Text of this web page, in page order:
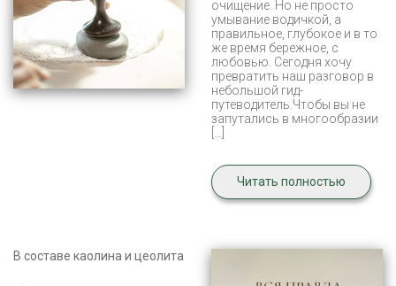
очищение. Но не просто
умывание водичкой, а
правильное, глубокое и в то
же время бережное, с
любовью. Сегодня хочу
превратить наш разговор в
небольшой гид-
путеводитель.Чтобы вы не
запутались в многообразии
Читать полностью
В составе каолина и цеолита